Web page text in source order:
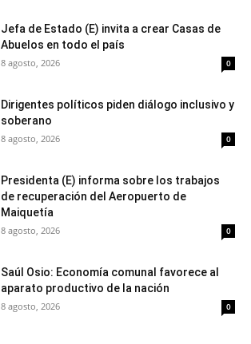
Jefa de Estado (E) invita a crear Casas de
Abuelos en todo el país
8 agosto, 2026 0
Dirigentes políticos piden diálogo inclusivo y
soberano
8 agosto, 2026 0
Presidenta (E) informa sobre los trabajos
de recuperación del Aeropuerto de
Maiquetía
8 agosto, 2026 0
Saúl Osio: Economía comunal favorece al
aparato productivo de la nación
8 agosto, 2026 0